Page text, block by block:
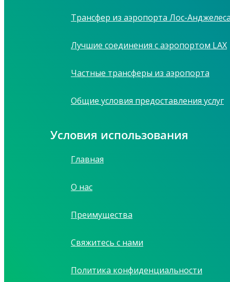
Трансфер из аэропорта Лос-
Лучшие соединения с аэропортом LAX
Частные трансферы из аэропорта
Общие условия предоставления услуг
Условия использования
Главная
О нас
Преимущества
Свяжитесь с нами
Политика конфиденциальности